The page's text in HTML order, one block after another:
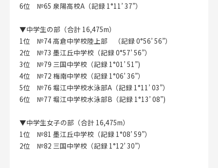
6位 №65 泉陽高校A（記録 1°11’ 37”）
▼中学生の部（合計 16,475m）
1位 №74 高倉中学校陸上部 （記録 0°56’ 56”）
2位 №73 墨江丘中学校（記録 0°57’ 56”）
3位 №79 三国中学校（記録 1°01’ 51”)
4位 №72 梅南中学校（記録 1°06’ 36”）
5位 №76 堀江中学校水泳部A（記録 1°11’ 03”）
6位 №77 堀江中学校水泳部B（記録 1°13’ 08”)
▼中学生女子の部（合計 16,475m）
1位 №81 墨江丘中学校（記録 1°08’ 59”）
2位 №82 三国中学校（記録 1°12’ 30”）